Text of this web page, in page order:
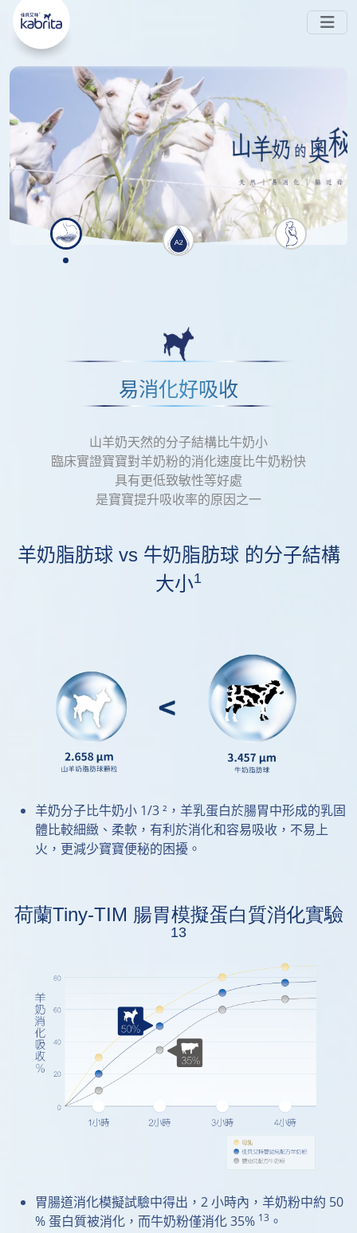
會員中心 銷售點
易消化好吸收
山羊奶天然的分子結構比牛奶小
臨床實證寶寶對羊奶粉的消化速度比牛奶粉快
具有更低致敏性等好處
是寶寶提升吸收率的原因之一
羊奶脂肪球 vs 牛奶脂肪球 的分子結構
大小1
羊奶分子比牛奶小 1/3 ²，羊乳蛋白於腸胃中形成的乳固
體比較細緻、柔軟，有利於消化和容易吸收，不易上
火，更減少寶寶便秘的困擾。
荷蘭Tiny-TIM 腸胃模擬蛋白質消化實驗
13
胃腸道消化模擬試驗中得出，2 小時內，羊奶粉中約 50
% 蛋白質被消化，而牛奶粉僅消化 35% 13 。
嘅 #Sn2
-PA ◊ 喺腸道中被消化，唔易形成難以被吸收
嘅鈣皂，可避免
#天然多
元營養
HKTVmall公開發售~
了解更多